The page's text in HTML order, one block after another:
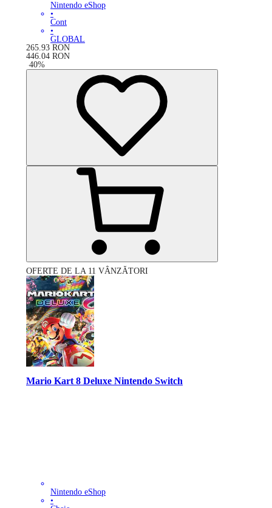
Nintendo eShop
•
Cont
•
GLOBAL
265.93 RON
446.04 RON
-40%
OFERTE DE LA 11 VÂNZĂTORI
Mario Kart 8 Deluxe Nintendo Switch
Nintendo eShop
•